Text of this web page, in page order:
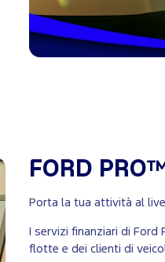
FORD
Porta la tua attività al
I servizi finanziari di
flotte e dei clienti di